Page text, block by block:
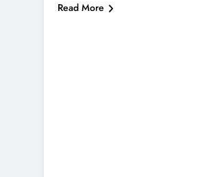
Read More